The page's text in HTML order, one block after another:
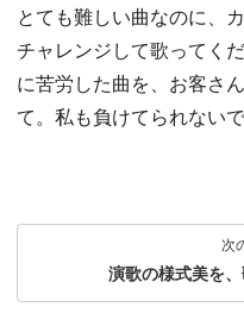
とても難しい曲なのに、
チャレンジして歌ってく
に苦労した曲を、お客さ
て。私も負けてられない
次
演歌の様式美を